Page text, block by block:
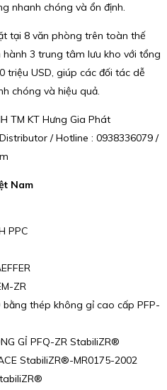
nhanh chóng và ổn định.
tại 8 văn phòng trên toàn thế
hành 3 trung tâm lưu kho với tổng
triệu USD, giúp các đối tác dễ
chóng và hiệu quả.
TM KT Hưng Gia Phát
/ Hotline : 0938336079 /
Nam
PPC
ZR
thép không gỉ cao cấp PFP-
GỈ PFQ-ZR StabiliZR®
StabiliZR®-MR0175-2002